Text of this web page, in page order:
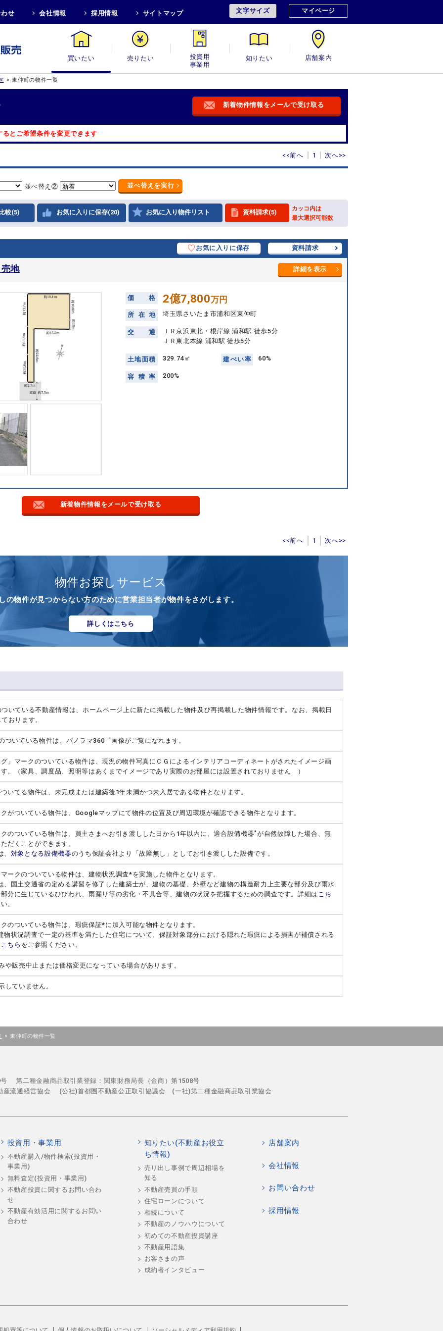
せ 会社情報 採用情報 サイトマップ 文字サイズ マイページ
買いたい 売りたい 投資用・事業用 知りたい 店舗案内
> 東仲町の物件一覧
新着物件情報をメールで受け取る
るとご希望条件を変更できます
<<前へ 1 次へ>>
並べ替え② 並べ替え を実行
較(5) お気に入りに保存(20) お気に入り物件リスト 資料請求(5)
カッコ内は
最大選択可能数
お気に入りに保存 資料請求
地 詳細を表示
価 格 2億7,800万円
所 在 地 埼玉県さいたま市浦和区東仲町
交 通
ＪＲ京浜東北・根岸線 浦和駅 徒歩5分
ＪＲ東北本線 浦和駅 徒歩5分
土地面積 329.74㎡ 建ぺい率 60%
容 積 率 200%
新着物件情報をメールで受け取る
<<前へ 1 次へ>>
物件お探しサービス
の物件が見つからない方のために営業担当者が物件をさがします。
詳しくはこちら
ついている不動産情報は、ホームページ上に新たに掲載した物件及び再掲載した物件情報です。なお、掲載日
おります。
ついている物件は、パノラマ360゜画像がご覧になれます。
」マークのついている物件は、現況の物件写真にＣＧによるインテリアコーディネートがされたイメージ画
。（家具、調度品、照明等はあくまでイメージであり実際のお部屋には設置されておりません ）
いてる物件は、未完成または建築後1年未満かつ未入居である物件となります。
がついている物件は、Googleマップにて物件の位置及び周辺環境が確認できる物件となります。
のついている物件は、買主さまへお引き渡しした日から1年以内に、適合設備機器*が自然故障した場合、無
だくことができます。
対象となる設備機器のうち保証会社より「故障無し」としてお引き渡しした設備です。
ークのついている物件は、建物状況調査*を実施した物件となります。
、国土交通省の定める講習を修了した建築士が、建物の基礎、外壁など建物の構造耐力上主要な部分及び雨水
分に生じているひびわれ、雨漏り等の劣化・不具合等、建物の状況を把握するための調査です。詳細は こち
。
のついている物件は、瑕疵保証*に加入可能な物件となります。
物状況調査で一定の基準を満たした住宅について、保証対象部分における隠れた瑕疵による損害が補償される
こちら をご参照ください。
販売中止または価格変更になっている場合があります。
していません。
> 東仲町の物件一覧
号
第二種金融商品取引業登録：関東財務局長（金商）第1508号
産流通経営協会
(公社)首都圏不動産公正取引協議会 (一社)第二種金融商品取引業協会
投資用・事業用
不動産購入/物件検索(投資用・
事業用)
無料査定(投資用・事業用)
不動産投資に関するお問い合わ
せ
不動産有効活用に関するお問い
合わせ
知りたい(不動産お役立
ち情報)
売り出し事例で周辺相場を
知る
不動産売買の手順
住宅ローンについて
相続について
不動産のノウハウについて
初めての不動産投資講座
不動産用語集
お客さまの声
成約者インタビュー
店舗案内
会社情報
お問い合わせ
採用情報